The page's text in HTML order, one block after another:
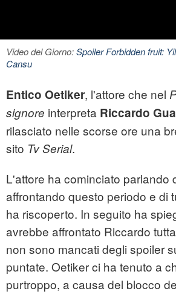
Video del Giorno:Spoiler Forbidden fruit:
Cansu
Entico Oetiker, l'attore che nel
signore interpreta Riccardo
rilasciato nelle scorse ore una
sito Tv Serial.
L'attore ha cominciato parlando
affrontando questo periodo e di
ha riscoperto. In seguito ha
avrebbe affrontato Riccardo
non sono mancati degli spoiler
puntate. Oetiker ci ha tenuto a
purtroppo, a causa del blocco